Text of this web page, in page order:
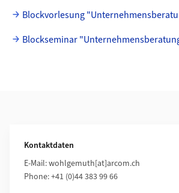
Blockvorlesung
Blockseminar
Kontaktdaten
E-Mail: wohlgemuth[at]arcom.ch
Phone: +41 (0)44 383 99 66